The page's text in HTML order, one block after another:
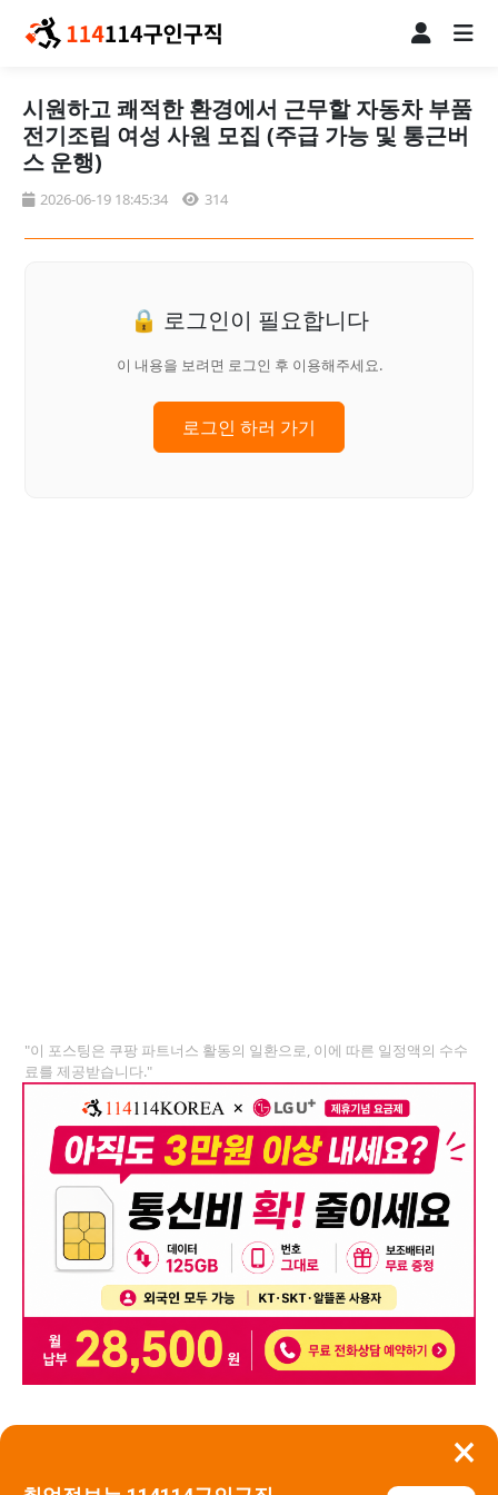
×
시원하고 쾌적한 환경에서 근무할 자동차 부품
전기조립 여성 사원 모집 (주급 가능 및 통근버
스 운행)
2026-06-19 18:45:34 314
🔒 로그인이 필요합니다
이 내용을 보려면 로그인 후 이용해주세요.
로그인 하러 가기
"이 포스팅은 쿠팡 파트너스 활동의 일환으로, 이에 따른 일정액의 수수
료를 제공받습니다."